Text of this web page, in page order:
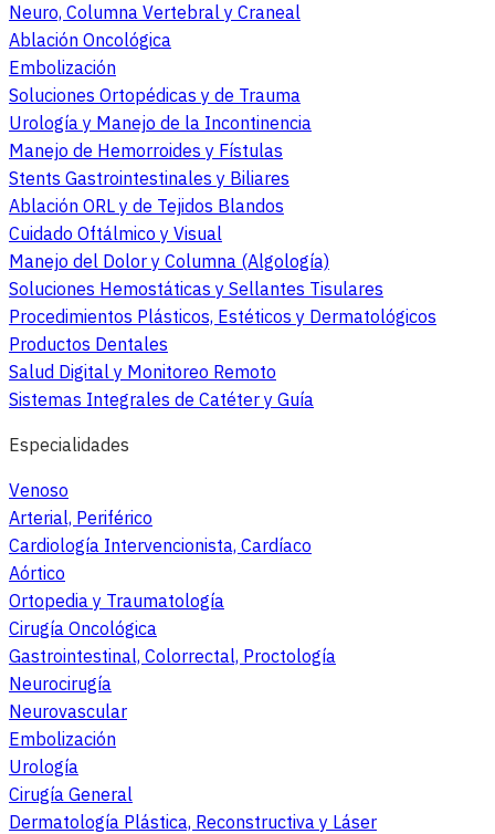
Neuro, Columna Vertebral y Craneal
Ablación Oncológica
Embolización
Soluciones Ortopédicas y de Trauma
Urología y Manejo de la Incontinencia
Manejo de Hemorroides y Fístulas
Stents Gastrointestinales y Biliares
Ablación ORL y de Tejidos Blandos
Cuidado Oftálmico y Visual
Manejo del Dolor y Columna (Algología)
Soluciones Hemostáticas y Sellantes Tisulares
Procedimientos Plásticos, Estéticos y Dermatológicos
Productos Dentales
Salud Digital y Monitoreo Remoto
Sistemas Integrales de Catéter y Guía
Especialidades
Venoso
Arterial, Periférico
Cardiología Intervencionista, Cardíaco
Aórtico
Ortopedia y Traumatología
Cirugía Oncológica
Gastrointestinal, Colorrectal, Proctología
Neurocirugía
Neurovascular
Embolización
Urología
Cirugía General
Dermatología Plástica, Reconstructiva y Láser